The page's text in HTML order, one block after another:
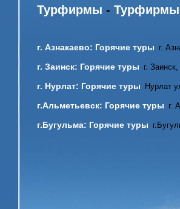
Турфирмы - Турфирмы
г. Азнакаево: Горячие туры г.
г. Заинск: Горячие туры г.
г. Нурлат: Горячие туры Нурлат
г.Альметьевск: Горячие туры г.
г.Бугульма: Горячие туры